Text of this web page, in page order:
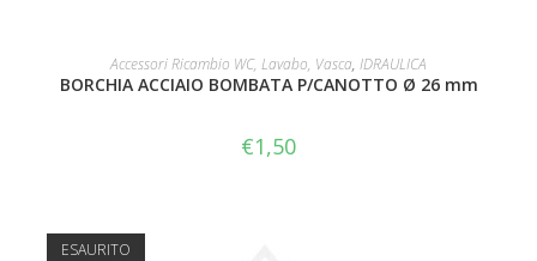
AGGIUNGI AL CARRELLO
Accessori Ricambio WC, Lavabo, Vasca, IDRAULICA
BORCHIA ACCIAIO BOMBATA P/CANOTTO Ø 26 mm
€1,50
ESAURITO